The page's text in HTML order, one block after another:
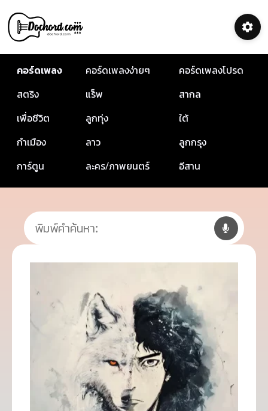
คอร์ดเพลง คอร์ดเพลงง่ายๆ
คอร์ดเพลงโปรด
สตริง
แร็พ
สากล
เพื่อชีวิต
ลูกทุ่ง
ใต้
กำเมือง
ลาว
ลูกกรุง
การ์ตูน
ละคร/ภาพยนตร์ อีสาน